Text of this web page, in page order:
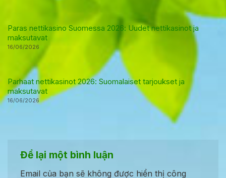
Paras nettikasino Suomessa 2026: Uudet nettikasinot ja
maksutavat
16/06/2026
Parhaat nettikasinot 2026: Suomalaiset tarjoukset ja
maksutavat
16/06/2026
Để lại một bình luận
Email của bạn sẽ không được hiển thị công